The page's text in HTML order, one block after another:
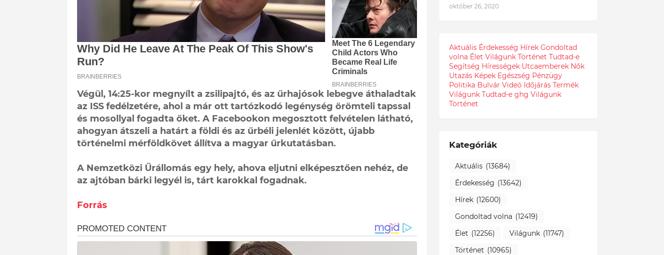
Végül, 14:25-kor megnyílt a zsilipajtó, és az űrhajósok lebegve áthaladtak
az ISS fedélzetére, ahol a már ott tartózkodó legénység örömteli tapssal
és mosollyal fogadta őket. A Facebookon megosztott felvételen látható,
ahogyan átszeli a határt a földi és az űrbéli jelenlét között, újabb
történelmi mérföldkövet állítva a magyar űrkutatásban.
A Nemzetközi Űrállomás egy hely, ahova eljutni elképesztően nehéz, de
az ajtóban bárki legyél is, tárt karokkal fogadnak.
Forrás
október 26, 2020
Aktuális Érdekesség Hírek Gondoltad
volna Élet Világunk Történet Tudtad-e
Segítség Hírességek Utcaemberek Nők
Utazás Képek Egészség Pénzügy
Politika Bulvár Videó Időjárás Termék
Világunk Tudtad-e ghg Világunk
Történet
Kategóriák
Aktuális (13684)
Érdekesség (13642)
Hírek (12600)
Gondoltad volna (12419)
Élet (12256) Világunk (11747)
Történet (10965)